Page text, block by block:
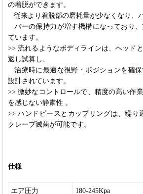
の着脱ができます。
従来より着脱部の磨耗量が少なくなり、
バーの保持力が増す機構になっており
ています。
>>流れるようなボディラインは、ヘッド
返し試算し、
治療時に最適な視野・ポジションを確
設計されています。
>>微妙なコントロールで、精度の高い作
を感じない静粛性 。
>>ハンドピースとカップリングは、繰り
クレーブ滅菌が可能です。
仕様
エア圧力 180-245Kpa